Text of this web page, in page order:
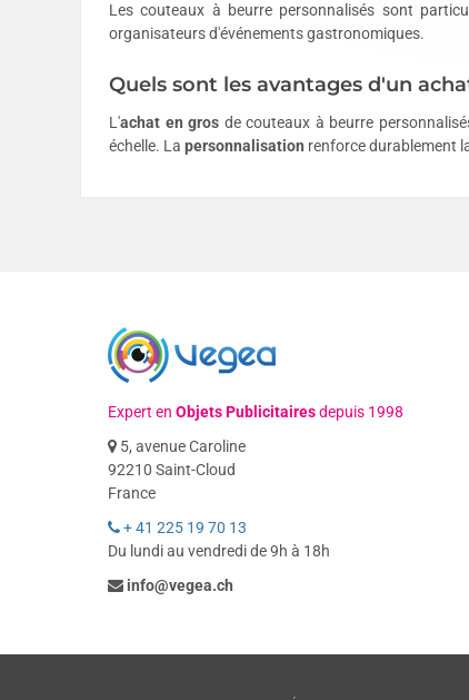
Les couteaux à beurre personnalisés sont
organisateurs d'événements gastronomiques.
Quels sont les avantages d'un
L'achat en gros de couteaux à beurre
échelle. La personnalisation renforce durablement
Expert en Objets Publicitairesdepuis 1998
5, avenue Caroline
92210 Saint-Cloud
France
+ 41 225 19 70 13
Du lundi au vendredi de 9h à 18h
info@vegea.ch